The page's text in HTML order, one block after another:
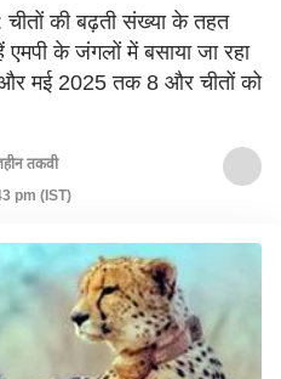
की बढ़ती संख्या के तहत
के जंगलों में बसाया जा रहा
मई 2025 तक 8 और चीतों को
तकवी
pm (IST)